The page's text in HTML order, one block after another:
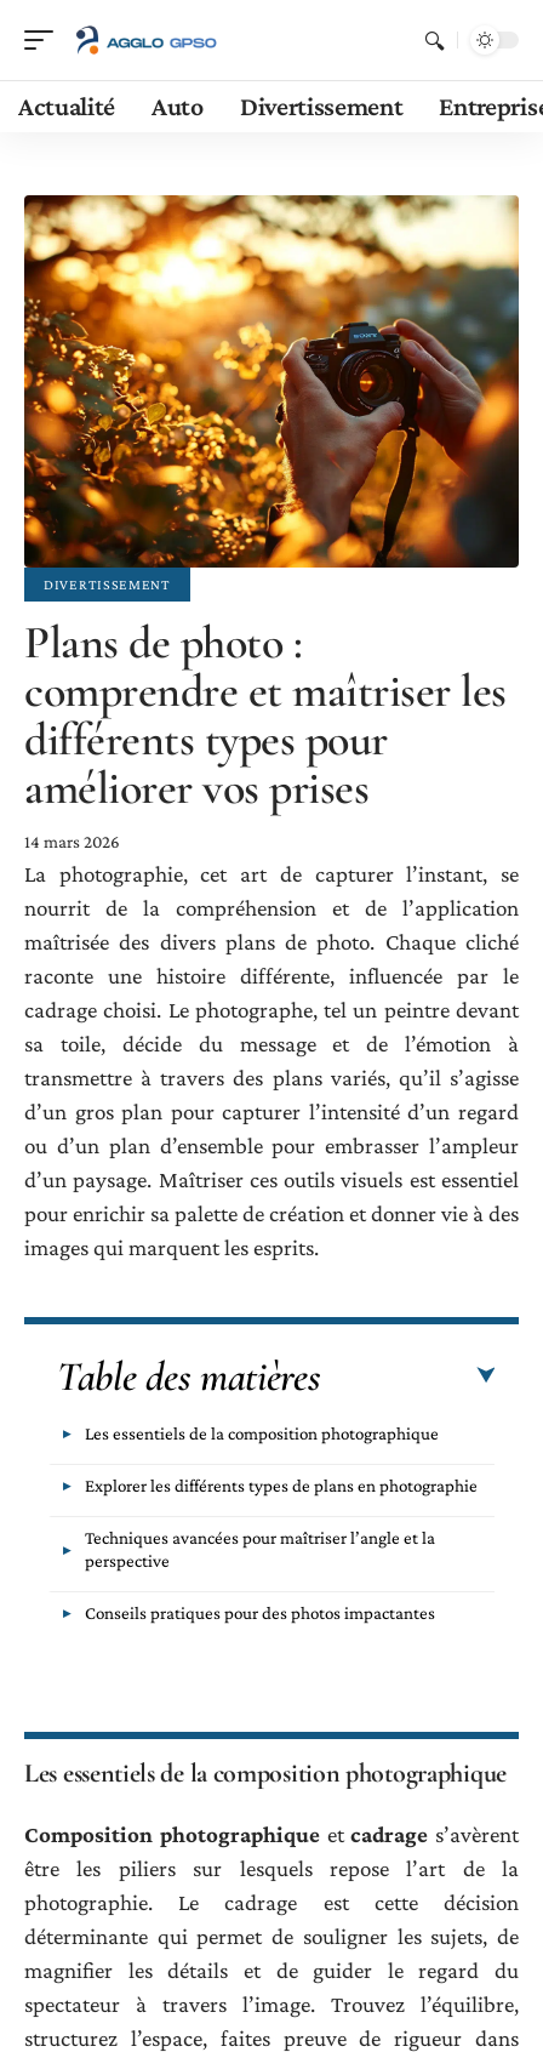
Actualité Auto Divertissement
DIVERTISSEMENT
Plans de photo :
comprendre et maîtriser les
différents types pour
améliorer vos prises
14 mars 2026
La photographie, cet art de capturer l’instant, se
nourrit de la compréhension et de l’application
maîtrisée des divers plans de photo. Chaque cliché
raconte une histoire différente, influencée par le
cadrage choisi. Le photographe, tel un peintre devant
sa toile, décide du message et de l’émotion à
transmettre à travers des plans variés, qu’il s’agisse
d’un gros plan pour capturer l’intensité d’un regard
ou d’un plan d’ensemble pour embrasser l’ampleur
d’un paysage. Maîtriser ces outils visuels est essentiel
pour enrichir sa palette de création et donner vie à des
images qui marquent les esprits.
Table des matières
Les essentiels de la composition photographique
Explorer les différents types de plans en photographie
Techniques avancées pour maîtriser l’angle et la
perspective
Conseils pratiques pour des photos impactantes
Les essentiels de la composition photographique
Composition photographiqueetcadrage s’avèrent
être les piliers sur lesquels repose l’art de la
photographie. Le cadrage est cette décision
déterminante qui permet de souligner les sujets, de
magnifier les détails et de guider le regard du
spectateur à travers l’image. Trouvez l’équilibre,
structurez l’espace, faites preuve de rigueur dans